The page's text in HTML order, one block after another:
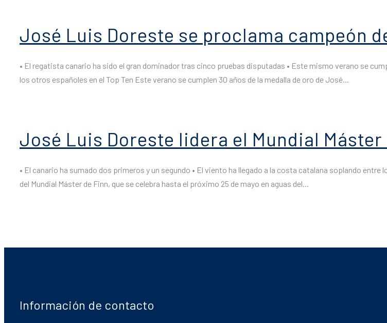
José Luis Doreste se proclama campeón
• El regatista canario ha sido el gran dominador tras cinco pruebas disputadas • Este mismo verano se
los otros españoles en el Top Ten Este verano se cumplen 30 años de la medalla de oro de José...
José Luis Doreste lidera el Mundial Máster
• El canario ha sumado dos primeros y un segundo • El viento ha llegado a la costa catalana soplando
del Mundial Máster de Finn, que se celebra hasta el próximo 25 de mayo en aguas del...
Información de contacto